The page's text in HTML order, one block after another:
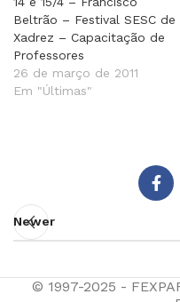
Beltrão – Festival SESC de
Xadrez – Capacitação de
Professores
26 de março de 2011
Em "Últimas"
Newer
© 1997-2025 -